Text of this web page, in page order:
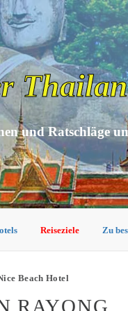
und Ratschläge
Reiseziele Zu
Beach Hotel
RAYONG